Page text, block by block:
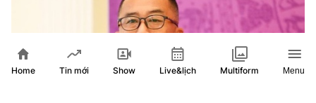
Home Tin mới Show Live&lịch Multiform Menu